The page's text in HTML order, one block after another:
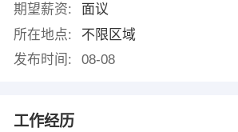
期望薪资:
面议
所在地点:
不限区域
发布时间:
08-08
工作经历